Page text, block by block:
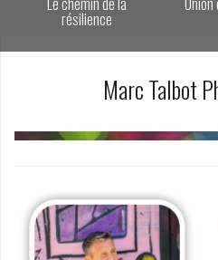
résilience
Marc Talbot